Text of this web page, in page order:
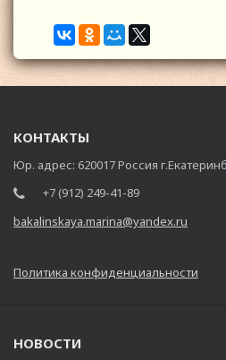
КОНТАКТЫ
Юр. адрес: 620017 Россия
+7 (912) 249-41-89
bakalinskaya.marina@yandex.ru
Политика конфиденциальности
НОВОСТИ